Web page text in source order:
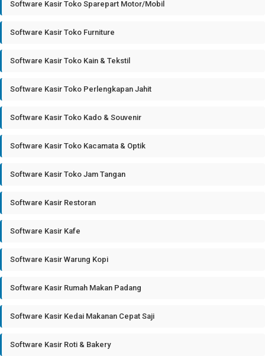
Software Kasir Toko Sparepart Motor/Mobil
Software Kasir Toko Furniture
Software Kasir Toko Kain & Tekstil
Software Kasir Toko Perlengkapan Jahit
Software Kasir Toko Kado & Souvenir
Software Kasir Toko Kacamata & Optik
Software Kasir Toko Jam Tangan
Software Kasir Restoran
Software Kasir Kafe
Software Kasir Warung Kopi
Software Kasir Rumah Makan Padang
Software Kasir Kedai Makanan Cepat Saji
Software Kasir Roti & Bakery